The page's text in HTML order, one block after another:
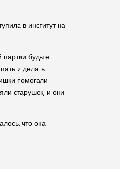
в институт на
будьте
и делать
помогали
старушек, и они
что она